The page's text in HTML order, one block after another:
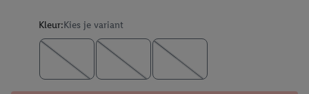
Kleur:Kies je variant